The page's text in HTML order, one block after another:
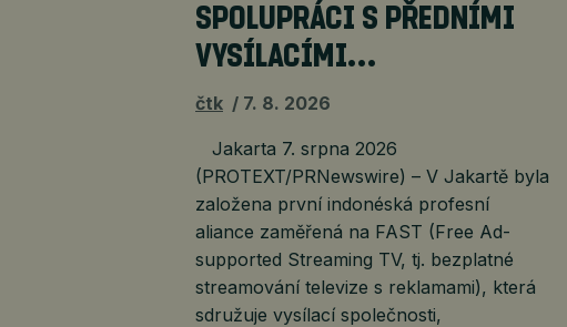
SPOLUPRÁCI S PŘEDNÍMI
VYSÍLACÍMI…
čtk 7. 8. 2026
Jakarta 7. srpna 2026
(PROTEXT/PRNewswire) – V Jakartě byla
založena první indonéská profesní
aliance zaměřená na FAST (Free Ad-
supported Streaming TV, tj. bezplatné
streamování televize s reklamami), která
sdružuje vysílací společnosti,